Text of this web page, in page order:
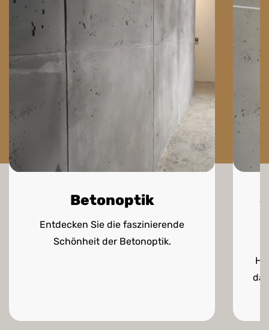
Betonoptik
Entdecken Sie die faszinierende
Schönheit der Betonoptik.